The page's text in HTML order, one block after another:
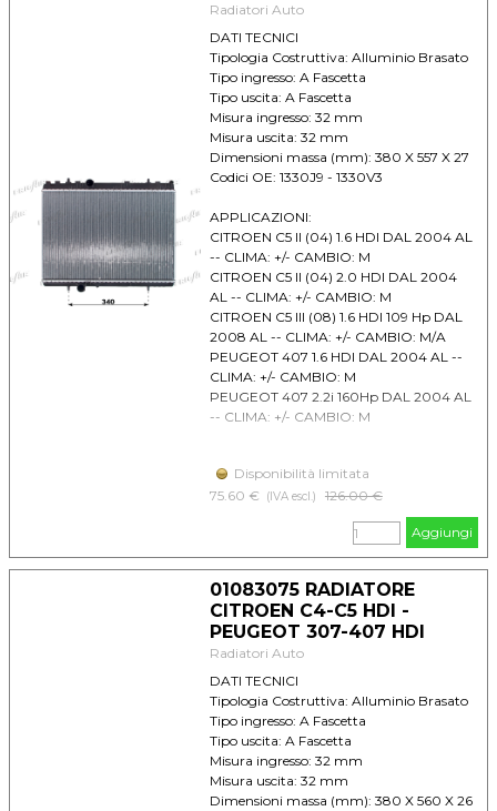
Radiatori Auto
DATI TECNICI
Tipologia Costruttiva: Alluminio Brasato
Tipo ingresso: A Fascetta
Tipo uscita: A Fascetta
Misura ingresso: 32 mm
Misura uscita: 32 mm
Dimensioni massa (mm): 380 X 557 X 27
Codici OE: 1330J9 - 1330V3
APPLICAZIONI:
CITROEN C5 II (04) 1.6 HDI DAL 2004 AL
-- CLIMA: +/- CAMBIO: M
CITROEN C5 II (04) 2.0 HDI DAL 2004
AL -- CLIMA: +/- CAMBIO: M
CITROEN C5 III (08) 1.6 HDI 109 Hp DAL
2008 AL -- CLIMA: +/- CAMBIO: M/A
PEUGEOT 407 1.6 HDI DAL 2004 AL --
CLIMA: +/- CAMBIO: M
PEUGEOT 407 2.2i 160Hp DAL 2004 AL
-- CLIMA: +/- CAMBIO: M
Disponibilità limitata
75.60 €
(IVA escl.) Prezzo senza sconto
126.00 €
Aggiungi
01083075 RADIATORE
CITROEN C4-C5 HDI -
PEUGEOT 307-407 HDI
Radiatori Auto
DATI TECNICI
Tipologia Costruttiva: Alluminio Brasato
Tipo ingresso: A Fascetta
Tipo uscita: A Fascetta
Misura ingresso: 32 mm
Misura uscita: 32 mm
Dimensioni massa (mm): 380 X 560 X 26